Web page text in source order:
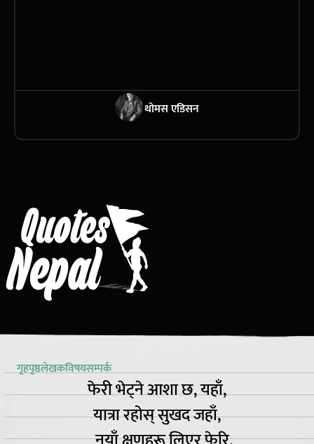
थोमस एडिसन
गृहपृष्ठलेखकविषयसम्पर्क
फेरी भेट्ने आशा छ, यहाँ,
यात्रा रहोस् सुखद जहाँ,